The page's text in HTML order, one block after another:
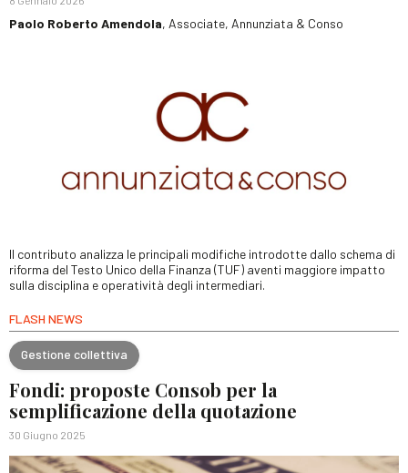
Paolo Roberto Amendola, Associate, Annunziata & Conso
Il contributo analizza le principali modifiche introdotte dallo schema di
riforma del Testo Unico della Finanza (TUF) aventi maggiore impatto
sulla disciplina e operatività degli intermediari.
FLASH NEWS
Gestione collettiva
Fondi: proposte Consob per la
semplificazione della quotazione
30 Giugno 2025